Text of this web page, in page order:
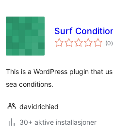
Surf
(0)
This is a WordPress plugin that
sea conditions.
davidrichied
30+ aktive installasjoner